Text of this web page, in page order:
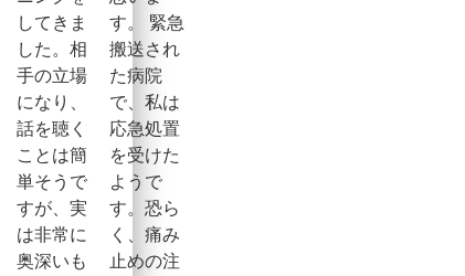
してきま
した。相
手の立場
になり、
話を聴く
ことは簡
単そうで
すが、実
は非常に
奥深いも
す。 緊急
搬送され
た病院
で、私は
応急処置
を受けた
ようで
す。恐ら
く、痛み
止めの注